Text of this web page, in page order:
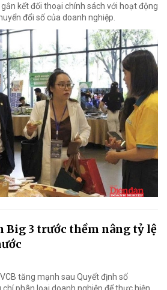
kết đối thoại chính sách với hoạt động
đổi số của doanh nghiệp.
Big 3 trước thềm nâng tỷ lệ
VCB tăng mạnh sau Quyết định số
phân loại doanh nghiệp để thực hiện